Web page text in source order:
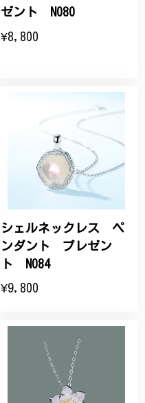
ゼント N080
¥8,800
シェルネックレス ペ
ンダント プレゼン
ト N084
¥9,800